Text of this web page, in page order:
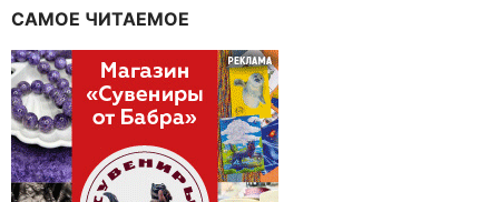
САМОЕ ЧИТАЕМОЕ